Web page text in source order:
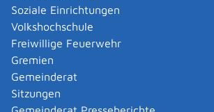
Soziale Einrichtungen
Volkshochschule
Freiwillige Feuerwehr
Gremien
Gemeinderat
Sitzungen
Leistungsdetails
Voraussetzungen
Es gibt zwei Fälle, in denen beim
Feuerwerken eine Erlaubnis